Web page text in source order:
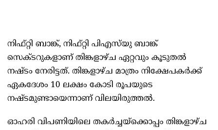
നിഫ്റ്റി ബാങ്ക്, നിഫ്റ്റി പിഎസ്‌യു ബാങ്ക്
സെക്ടറുകളാണ് തിങ്കളാഴ്ച ഏറ്റവും കൂടുതൽ
നഷ്ടം നേരിട്ടത്. തിങ്കളാഴ്ച മാത്രം നിക്ഷേപകർക്ക്
ഏകദേശം 10 ലക്ഷം കോടി രൂപയുടെ
നഷ്ടമുണ്ടായെന്നാണ് വിലയിരുത്തൽ.
ഓഹരി വിപണിയിലെ തകർച്ചയ്‌ക്കൊപ്പം തിങ്കളാഴ്ച